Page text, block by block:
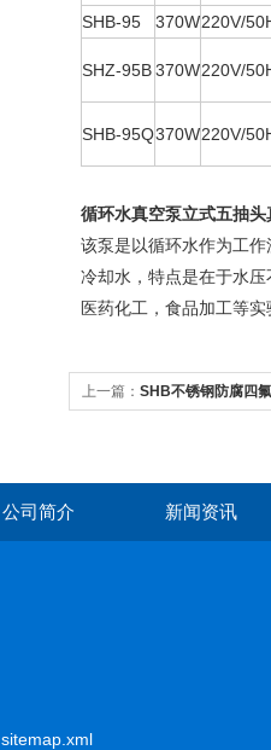
SHB-95
370W220V/
SHZ-95B370W220V/
SHB-95Q370W220V/
循环水真空泵立式五抽头
该泵是以循环水作为工
冷却水，特点是在于水
医药化工，食品加工等
上一篇： SHB不锈钢防腐四
公司简介 新闻资讯
sitemap.xml